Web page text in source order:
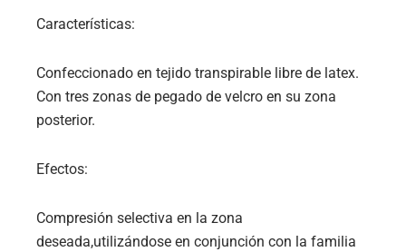
Características:
Confeccionado en tejido transpirable libre de latex.
Con tres zonas de pegado de velcro en su zona
posterior.
Efectos:
Compresión selectiva en la zona
deseada,utilizándose en conjunción con la familia